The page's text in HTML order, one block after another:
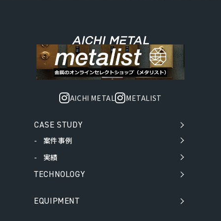
AICHI METAL METALIST
CASE STUDY
案件事例
実績
TECHNOLOGY
EQUIPMENT